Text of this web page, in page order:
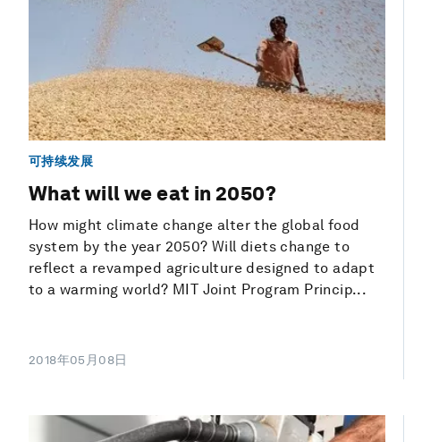
可持续发展
What will we eat in 2050?
How might climate change alter the global food
system by the year 2050? Will diets change to
reflect a revamped agriculture designed to adapt
to a warming world? MIT Joint Program Princip...
2018年05月08日